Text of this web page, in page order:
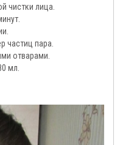
чистки лица.
частиц пара.
отварами.
мл.